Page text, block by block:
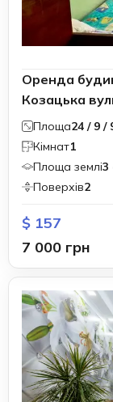
Оренда
Козацька
Площа24 / 9 /
Кімнат1
Площа землі3
Поверхів2
$ 157
7 000 грн